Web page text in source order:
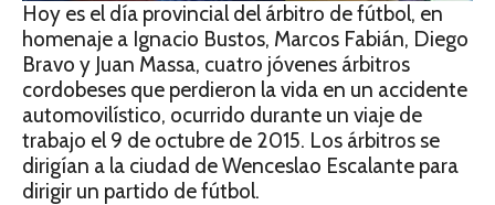
Hoy es el día provincial del árbitro de fútbol, en
homenaje a Ignacio Bustos, Marcos Fabián, Diego
Bravo y Juan Massa, cuatro jóvenes árbitros
cordobeses que perdieron la vida en un accidente
automovilístico, ocurrido durante un viaje de
trabajo el 9 de octubre de 2015. Los árbitros se
dirigían a la ciudad de Wenceslao Escalante para
dirigir un partido de fútbol.